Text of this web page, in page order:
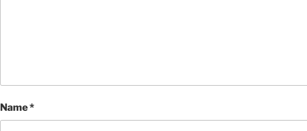
Name*